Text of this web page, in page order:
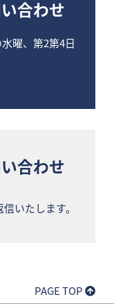
合わせ
曜、第2第4日
合わせ
いたします。
PAGE TOP